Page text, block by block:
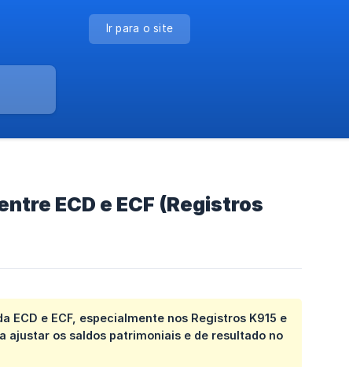
Ir para o site
ECD e ECF (Registros
e ECF, especialmente nos Registros K915 e
ajustar os saldos patrimoniais e de resultado no